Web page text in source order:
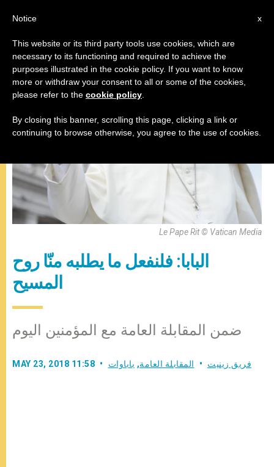
المقابلة العامة,باباوات
Le Pape Rit © Vatican Media
البابا: فلنفعل ما يطلبه منّا روح
المسيح
ضمن المقابلة العامة مع المؤمنين اليوم
MAY 23, 2018 11:58 فريق زينيت المقابلة العامة, باباوات
x
Notice
This website or its third party tools use cookies, which are
necessary to its functioning and required to achieve the
purposes illustrated in the cookie policy. If you want to know
more or withdraw your consent to all or some of the cookies,
please refer to the cookie policy
By closing this banner, scrolling this page, clicking a link or
continuing to browse otherwise, you agree to the use of cookies.